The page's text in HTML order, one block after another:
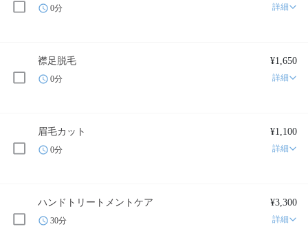
0分 詳細
襟足脱毛 ¥1,650
0分 詳細
眉毛カット ¥1,100
0分 詳細
ハンドトリートメントケア ¥3,300
30分 詳細